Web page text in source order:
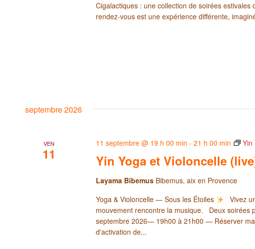
Cigalactiques : une collection de soirées
rendez-vous est une expérience différente,
septembre 2026
VEN
11 Yin Yoga et Violoncelle
11 septembre @ 19 h 00 min -21 h 00 min Yin
Layama Bibemus Bibemus, aix en Provence
Yoga & Violoncelle — Sous les Étoiles
Vivez
mouvement rencontre la musique. Deux soirées
septembre 2026— 19h00 à 21h00 — Réserver
d'activation de...